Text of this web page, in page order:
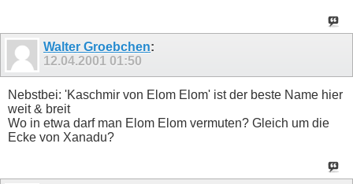
Walter Groebchen:
12.04.2001 01:50
Nebstbei: 'Kaschmir von Elom Elom' ist der beste Name hier
weit & breit
Wo in etwa darf man Elom Elom vermuten? Gleich um die
Ecke von Xanadu?